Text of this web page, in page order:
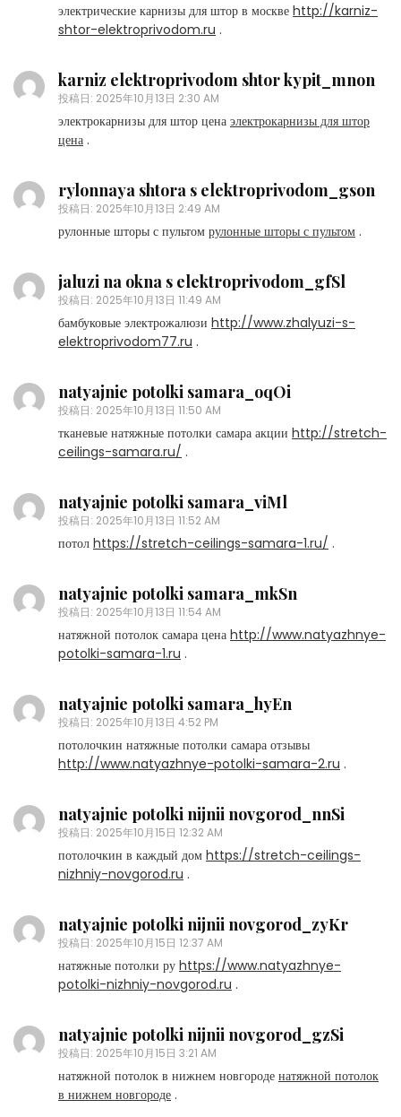
электрические карнизы для штор в москве http://karniz-
shtor-elektroprivodom.ru .
karniz elektroprivodom shtor kypit_mnon
投稿日: 2025年10月13日 2:30 AM
электрокарнизы для штор цена электрокарнизы для штор
цена .
rylonnaya shtora s elektroprivodom_gson
投稿日: 2025年10月13日 2:49 AM
рулонные шторы с пультом рулонные шторы с пультом .
jaluzi na okna s elektroprivodom_gfSl
投稿日: 2025年10月13日 11:49 AM
бамбуковые электрожалюзи http://www.zhalyuzi-s-
elektroprivodom77.ru .
natyajnie potolki samara_oqOi
投稿日: 2025年10月13日 11:50 AM
тканевые натяжные потолки самара акции http://stretch-
ceilings-samara.ru/ .
natyajnie potolki samara_viMl
投稿日: 2025年10月13日 11:52 AM
потол https://stretch-ceilings-samara-1.ru/ .
natyajnie potolki samara_mkSn
投稿日: 2025年10月13日 11:54 AM
натяжной потолок самара цена http://www.natyazhnye-
potolki-samara-1.ru .
natyajnie potolki samara_hyEn
投稿日: 2025年10月13日 4:52 PM
потолочкин натяжные потолки самара отзывы
http://www.natyazhnye-potolki-samara-2.ru .
natyajnie potolki nijnii novgorod_nnSi
投稿日: 2025年10月15日 12:32 AM
потолочкин в каждый дом https://stretch-ceilings-
nizhniy-novgorod.ru .
natyajnie potolki nijnii novgorod_zyKr
投稿日: 2025年10月15日 12:37 AM
натяжные потолки ру https://www.natyazhnye-
potolki-nizhniy-novgorod.ru .
natyajnie potolki nijnii novgorod_gzSi
投稿日: 2025年10月15日 3:21 AM
натяжной потолок в нижнем новгороде натяжной потолок
в нижнем новгороде .